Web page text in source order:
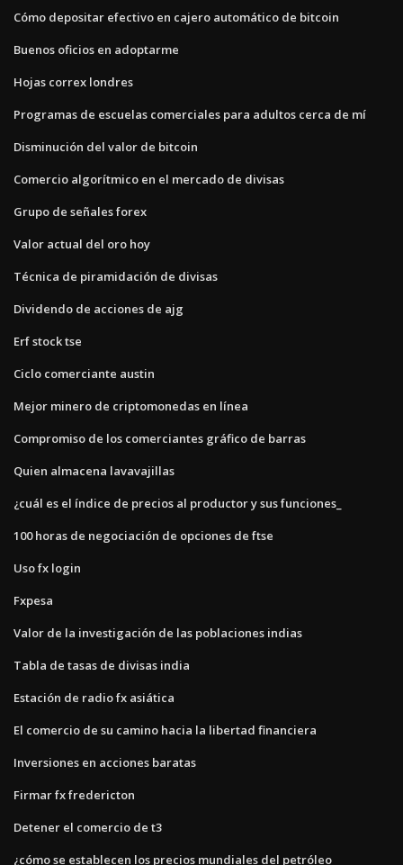
Cómo depositar efectivo en cajero automático de bitcoin
Buenos oficios en adoptarme
Hojas correx londres
Programas de escuelas comerciales para adultos cerca de mí
Disminución del valor de bitcoin
Comercio algorítmico en el mercado de divisas
Grupo de señales forex
Valor actual del oro hoy
Técnica de piramidación de divisas
Dividendo de acciones de ajg
Erf stock tse
Ciclo comerciante austin
Mejor minero de criptomonedas en línea
Compromiso de los comerciantes gráfico de barras
Quien almacena lavavajillas
¿cuál es el índice de precios al productor y sus funciones_
100 horas de negociación de opciones de ftse
Uso fx login
Fxpesa
Valor de la investigación de las poblaciones indias
Tabla de tasas de divisas india
Estación de radio fx asiática
El comercio de su camino hacia la libertad financiera
Inversiones en acciones baratas
Firmar fx fredericton
Detener el comercio de t3
¿cómo se establecen los precios mundiales del petróleo_